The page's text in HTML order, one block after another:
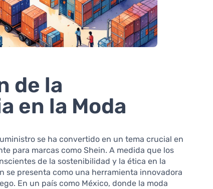
de la
en la Moda
se ha convertido en un tema crucial en
para marcas como Shein. A medida que los
de la sostenibilidad y la ética en la
se presenta como una herramienta innovadora
En un país como México, donde la moda